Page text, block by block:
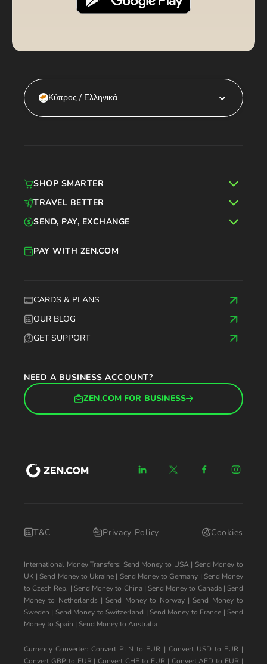
Κύπρος / Ελληνικά
CARDS & PLANS
OUR BLOG
GET SUPPORT
PAY WITH ZEN.COM
NEED A BUSINESS ACCOUNT?
ZEN.COM FOR BUSINESS
SHOP SMARTER
TRAVEL BETTER
SEND, PAY, EXCHANGE
T&C Privacy Policy Cookies
International Money Transfers: Send Money to USA| Send Money to
UK | Send Money to Ukraine | Send Money to Germany | Send Money
to Czech Rep. | Send Money to China| Send Money to Canada| Send
Money to Netherlands | Send Money to Norway| Send Money to
Sweden | Send Money to Switzerland | Send Money to France | Send
Money to Spain | Send Money to Australia
Currency Converter:Convert PLN to EUR | Convert USD to EUR|
Convert GBP to EUR|Convert CHF to EUR| Convert AED to EUR |